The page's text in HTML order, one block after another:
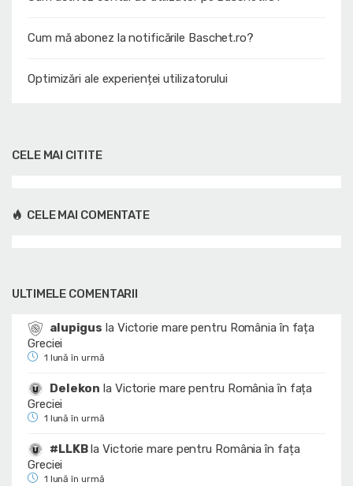
Cum mă abonez la notificările Baschet.ro?
Optimizări ale experienței utilizatorului
CELE MAI CITITE
CELE MAI COMENTATE
ULTIMELE COMENTARII
alupigus la Victorie mare pentru România în fața
Greciei
1 lună în urmă
Delekon la Victorie mare pentru România în fața
Greciei
1 lună în urmă
#LLKBlaVictorie mare pentru România în fața
Greciei
1 lună în urmă